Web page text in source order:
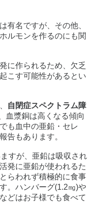
有名ですが、その他、
ルモンを作るのにも関
に作られるため、欠乏
こす可能性があるとい
自閉症スペクトラム障
、血漿銅は高くなる傾向
も血中の亜鉛・セレ
告もあります。
すが、亜鉛は吸収され
発に亜鉛が使われるた
らわれず積極的に食事
。ハンバーグ(1.2㎎)や
どはお子様でも食べて